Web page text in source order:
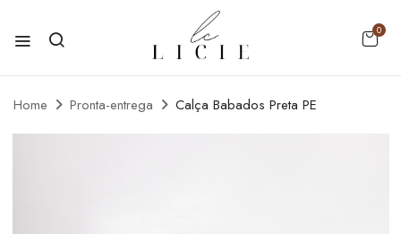
0
Home Pronta-entrega Calça Babados Preta PE